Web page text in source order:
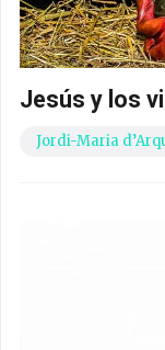
Jesús y los
Jordi-Maria